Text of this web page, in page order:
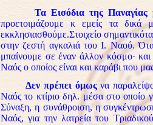
Τα Εισόδια της Παναγίας
προετοιμάζουμε κ εμείς τα
εκκλησιασθούμε.Στοιχείο
στην ζεστή αγκαλιά του Ι. Ναού.
μπαίνουμε σε έναν άλλον κόσμο·
Ναός ο οποίος είναι και καράβι που
Δεν πρέπει όμωςνα
Ναός το κτίριο δηλ. μέσα στο οποίο
Σύναξη, η συνάθροιση, η
Ναός, για την λατρεία του